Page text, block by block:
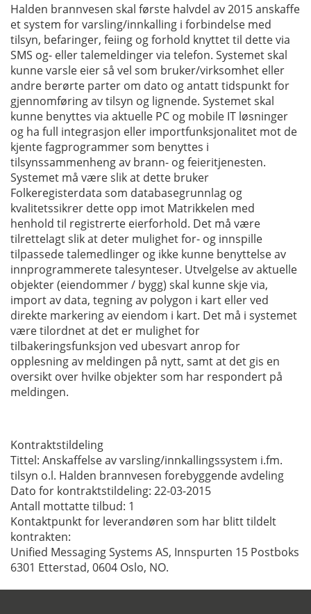
Halden brannvesen skal første halvdel av 2015 anskaffe
et system for varsling/innkalling i forbindelse med
tilsyn, befaringer, feiing og forhold knyttet til dette via
SMS og- eller talemeldinger via telefon. Systemet skal
kunne varsle eier så vel som bruker/virksomhet eller
andre berørte parter om dato og antatt tidspunkt for
gjennomføring av tilsyn og lignende. Systemet skal
kunne benyttes via aktuelle PC og mobile IT løsninger
og ha full integrasjon eller importfunksjonalitet mot de
kjente fagprogrammer som benyttes i
tilsynssammenheng av brann- og feieritjenesten.
Systemet må være slik at dette bruker
Folkeregisterdata som databasegrunnlag og
kvalitetssikrer dette opp imot Matrikkelen med
henhold til registrerte eierforhold. Det må være
tilrettelagt slik at deter mulighet for- og innspille
tilpassede talemedlinger og ikke kunne benyttelse av
innprogrammerete talesynteser. Utvelgelse av aktuelle
objekter (eiendommer / bygg) skal kunne skje via,
import av data, tegning av polygon i kart eller ved
direkte markering av eiendom i kart. Det må i systemet
være tilordnet at det er mulighet for
tilbakeringsfunksjon ved ubesvart anrop for
opplesning av meldingen på nytt, samt at det gis en
oversikt over hvilke objekter som har respondert på
meldingen.
Kontraktstildeling
Tittel: Anskaffelse av varsling/innkallingssystem i.fm.
tilsyn o.l. Halden brannvesen forebyggende avdeling
Dato for kontraktstildeling: 22-03-2015
Antall mottatte tilbud: 1
Kontaktpunkt for leverandøren som har blitt tildelt
kontrakten:
Unified Messaging Systems AS, Innspurten 15 Postboks
6301 Etterstad, 0604 Oslo, NO.